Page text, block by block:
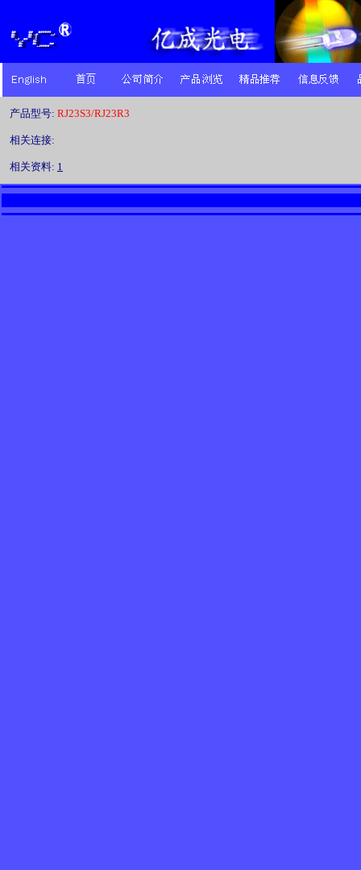
产品型号: RJ23S3/RJ23R3
相关连接:
相关资料: 1